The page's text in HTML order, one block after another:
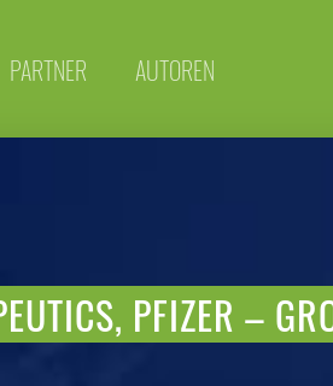
PARTNER AUTOREN
PFIZER –